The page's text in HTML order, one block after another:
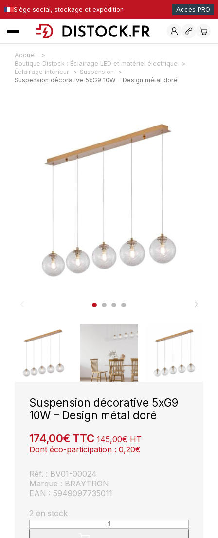
Siège social, stockage et expédition Accès PRO
Accueil
Boutique Distock : Éclairage LED et matériel électrique
Éclairage intérieur
Suspension
Suspension décorative 5xG9 10W – Design métal doré
Suspension décorative 5xG9
10W – Design métal doré
174,00€ TTC 145,00€ HT
Dont éco-participation : 0,20€
Réf. : BV01-00024
Marque : BRAYTRON
EAN : 5949097735011
2 en stock
quantité
de